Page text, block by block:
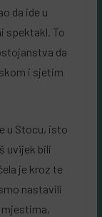
da ide u
spektakl. To
da
i sjetim
u Stocu, isto
uvijek bili
je kroz te
nastavili
mjestima,